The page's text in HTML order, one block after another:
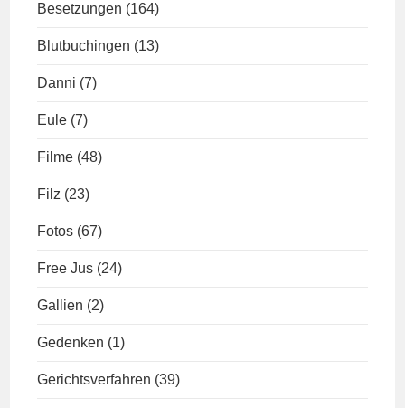
Besetzungen (164)
Blutbuchingen (13)
Danni (7)
Eule (7)
Filme (48)
Filz (23)
Fotos (67)
Free Jus (24)
Gallien (2)
Gedenken (1)
Gerichtsverfahren (39)